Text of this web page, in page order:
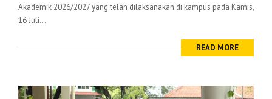
Akademik 2026/2027 yang telah dilaksanakan di kampus pada Kamis,
16 Juli...
READ MORE